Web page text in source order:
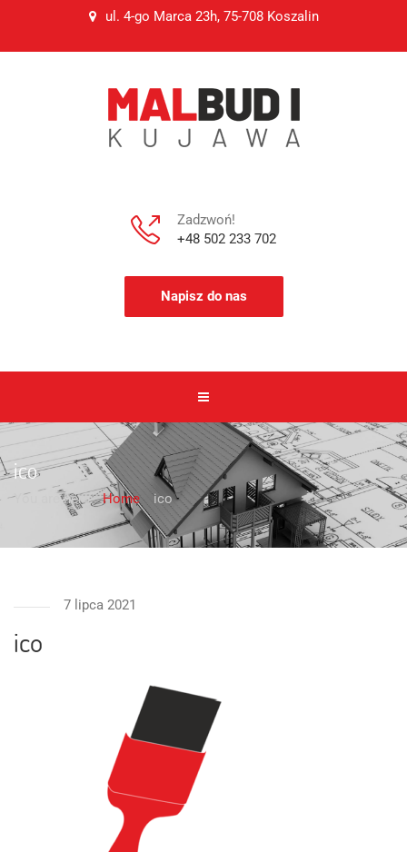
ul. 4-go Marca 23h, 75-708 Koszalin
Zadzwoń!
+48 502 233 702
Napisz do nas
ico
You are here: Home ico
7 lipca 2021
ico